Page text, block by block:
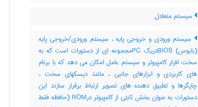
سیستم متعادل
سیستم ورودی و خروجی پایه ، سیستم ورودی/خروجی پایه
(بایوس) BIOSدریک PCمجموعه ای از دستورات است که به
سخت افزار کامپیوتر و سیستم عامل امکان می دهد که با برنام
های کاربردی و ابزارهای جانبی ، مانند دیسکهای سخت ،
چاپگرها و تطبیق دهنده های تصویر ارتباط برقرار سازند این
دستورات به عنوان بخش ثابتی از کامپیوتر درROM (حافظه فقط